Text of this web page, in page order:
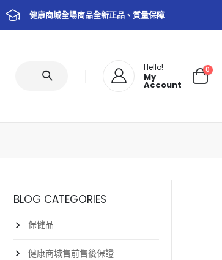
健康商城全場商品全新正品、質量保障
Hello!
My
Account
0
BLOG CATEGORIES
保健品
健康商城售前售後保證